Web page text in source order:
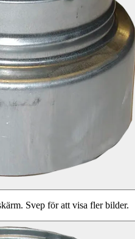
Svep för att visa fler bilder.